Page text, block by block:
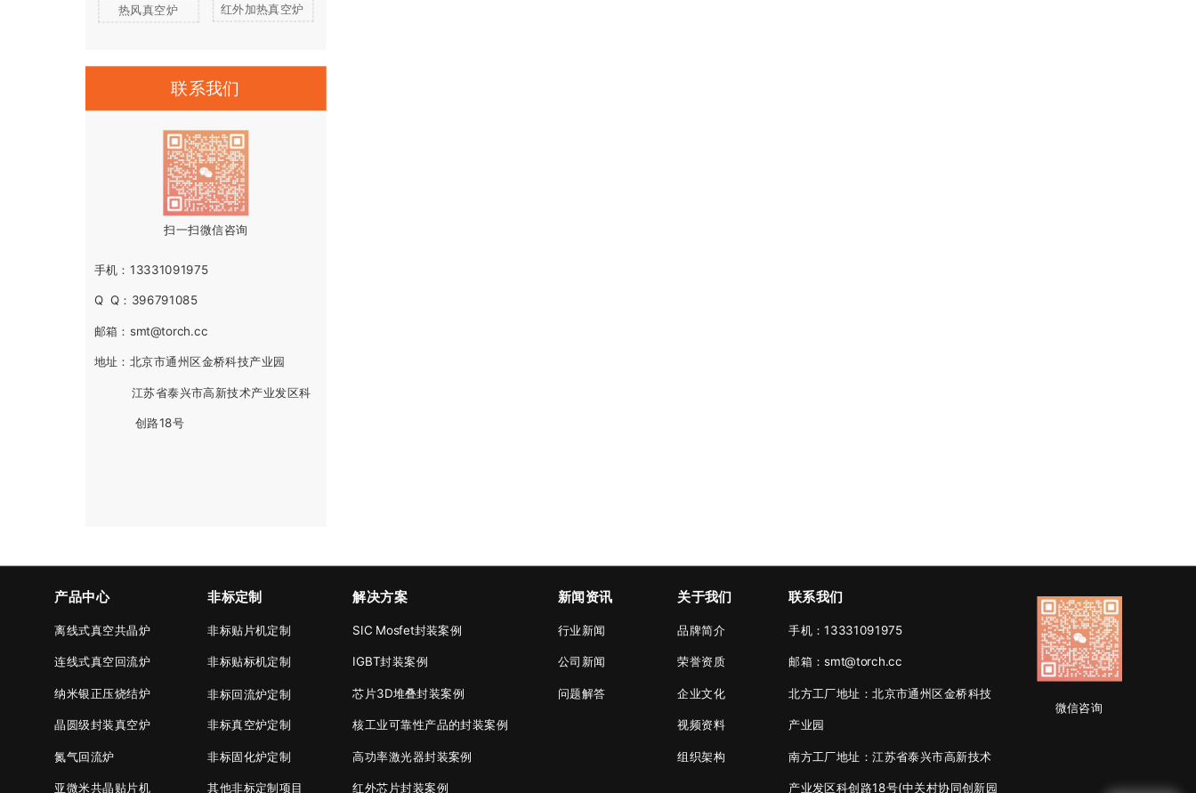
热风真空炉 红外加热真空炉
联系我们
扫一扫微信咨询
手机：13331091975
Q Q：396791085
邮箱：smt@torch.cc
地址：北京市通州区金桥科技产业园
江苏省泰兴市高新技术产业发区科
创路18号
产品中心 非标定制 解决方案 新闻资讯 关于我们
荣誉资质
企业文化
视频资料
联系我们
手机：13331091975
邮箱：smt@torch.cc
北方工厂地址：北京市通州区金桥科技
产业园
南方工厂地址：江苏省泰兴市高新技术
产业发区科创路18号(中关村协同创新园
微信咨询
离线式真空共晶炉
连线式真空回流炉
纳米银正压烧结炉
晶圆级封装真空炉
氮气回流炉
亚微米共晶贴片机
非标贴片机定制
非标贴标机定制
非标回流炉定制
非标真空炉定制
非标固化炉定制
其他非标定制项目
SIC Mosfet封装案例
IGBT封装案例
芯片3D堆叠封装案例
核工业可靠性产品的封装案例
高功率激光器封装案例
红外芯片封装案例
行业新闻
公司新闻
问题解答
品牌简介
组织架构